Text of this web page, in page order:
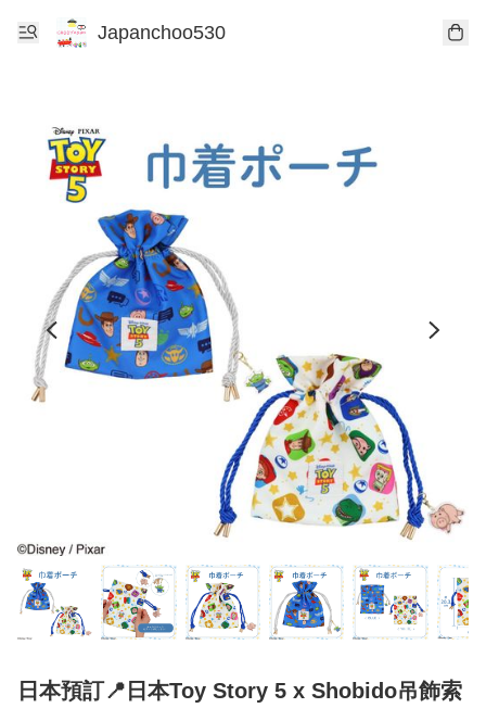
Japanchoo530
日本預訂📍日本Toy Story 5 x Shobido吊飾索